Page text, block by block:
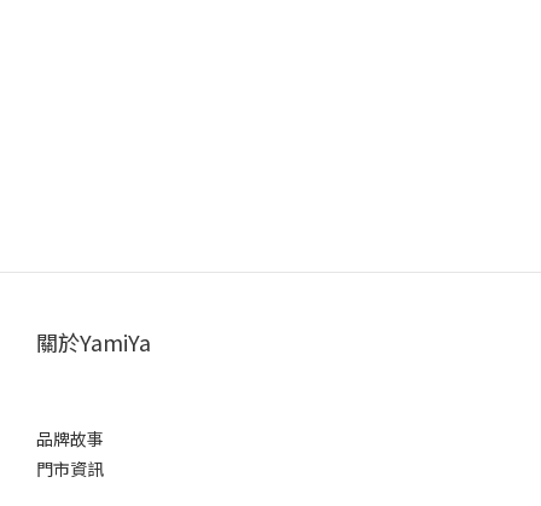
關於YamiYa
品牌故事
門市資訊